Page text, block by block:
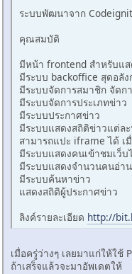
ระบบพัฒนาจาก
คุณสมบัติ
มีหน้า frontend สำหรับแส
มีระบบ backoffice สุดอลัง
มีระบบจัดการสมาชิก จัดก
มีระบบจัดการประเภทข่าว
มีระบบประกาศข่าว
มีระบบแสดงสถิติข่าวแต่ละ
สามารถแปะ iframe ได้ เ
มีระบบแสดงคนเข้าชมเว็บ
มีระบบแสดงจำนวนคนอ่า
มีระบบค้นหาข่าว
แสดงสถิติผู้ประกาศข่าว
ลิงค์รายละเอียด http://
เมื่อครู่ว่างๆ เลยมาแก่ให้ใช้
ถ้าเสร็จแล้วจะมาอัพเดตให้